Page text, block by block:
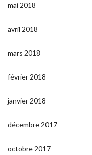
mai 2018
avril 2018
mars 2018
février 2018
janvier 2018
décembre 2017
octobre 2017